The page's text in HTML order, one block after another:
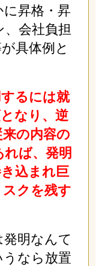
昇格・昇
会社負担
具体例と
るには就
なり、逆
の内容の
ば、発明
込まれ巨
クを残す
発明なんて
なら放置